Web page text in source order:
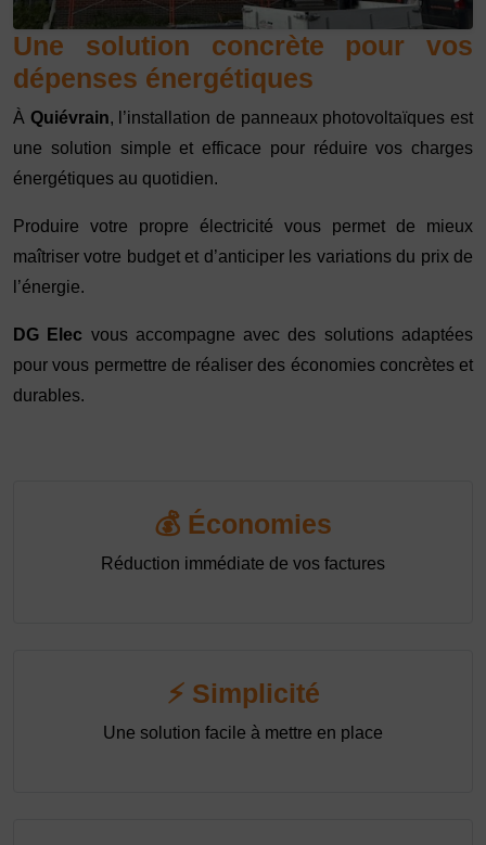
Une solution concrète pour vos
dépenses énergétiques
À Quiévrain, l’installation de panneaux photovoltaïques est
une solution simple et efficace pour réduire vos charges
énergétiques au quotidien.
Produire votre propre électricité vous permet de mieux
maîtriser votre budget et d’anticiper les variations du prix de
l’énergie.
DG Elec vous accompagne avec des solutions adaptées
pour vous permettre de réaliser des économies concrètes et
durables.
💰 Économies
Réduction immédiate de vos factures
⚡ Simplicité
Une solution facile à mettre en place